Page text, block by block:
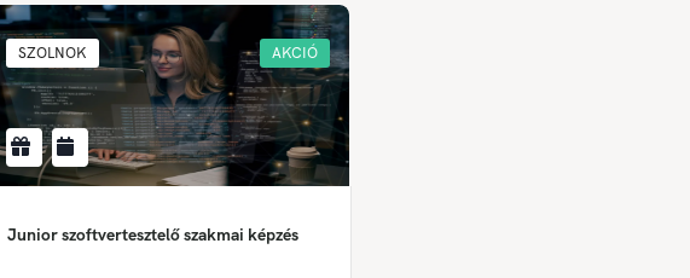
SZOLNOK AKCIÓ
Junior szoftvertesztelő szakmai képzés